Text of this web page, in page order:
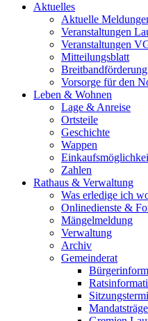
Aktuelles
Aktuelle
Veranstaltungen
Veranstaltungen
Mitteilungsblatt
Breitbandförderung
Vorsorge für den
Leben & Wohnen
Lage & Anreise
Ortsteile
Geschichte
Wappen
Zahlen
Rathaus & Verwaltung
Was erledige ich
Onlinedienste &
Mängelmeldung
Verwaltung
Archiv
Gemeinderat